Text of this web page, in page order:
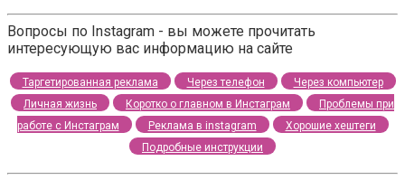
Вопросы по Instagram - вы можете прочитать
интересующую вас информацию на сайте
Таргетированная реклама Через телефон
Через компьютер
Личная жизнь
Коротко о главном в Инстаграм
Проблемы при
работе с Инстаграм
Реклама в instagram
Хорошие хештеги
Подробные инструкции